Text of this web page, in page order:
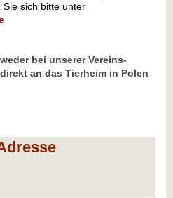
sich bitte unter
bei unserer Vereins-
an das Tierheim in Polen